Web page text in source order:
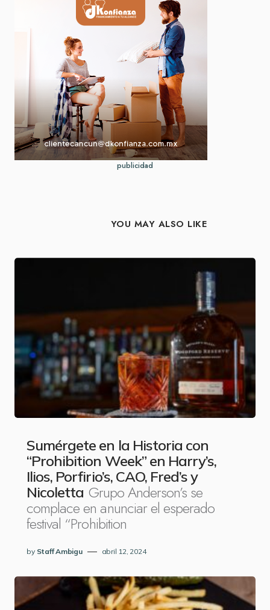
publicidad
YOU MAY ALSO LIKE
Sumérgete en la Historia con
“Prohibition Week” en Harry’s,
Ilios, Porfirio’s, CAO, Fred’s y
Nicoletta Grupo Anderson’s se
complace en anunciar el esperado
festival “Prohibition
by Staff Ambigu abril 12, 2024